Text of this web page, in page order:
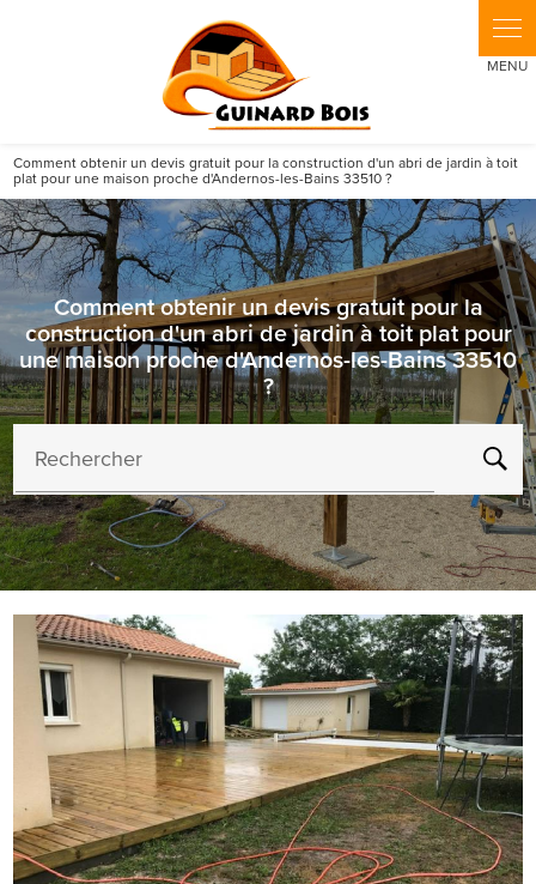
Comment obtenir un devis gratuit pour la construction d'un abri de jardin à toit
plat pour une maison proche d'Andernos-les-Bains 33510 ?
Comment obtenir un devis gratuit pour la
construction d'un abri de jardin à toit plat pour
une maison proche d'Andernos-les-Bains 33510
?
Rechercher
Panneau de gestion des cookies